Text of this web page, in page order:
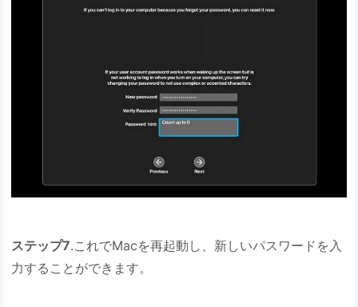
ステップ7.これでMacを再起動し、新しいパスワードを入
力することができます。